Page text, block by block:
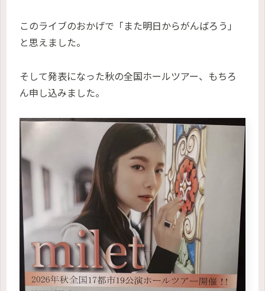
このライブのおかげで「また明日からがんばろう」
と思えました。
そして発表になった秋の全国ホールツアー、もちろ
ん申し込みました。